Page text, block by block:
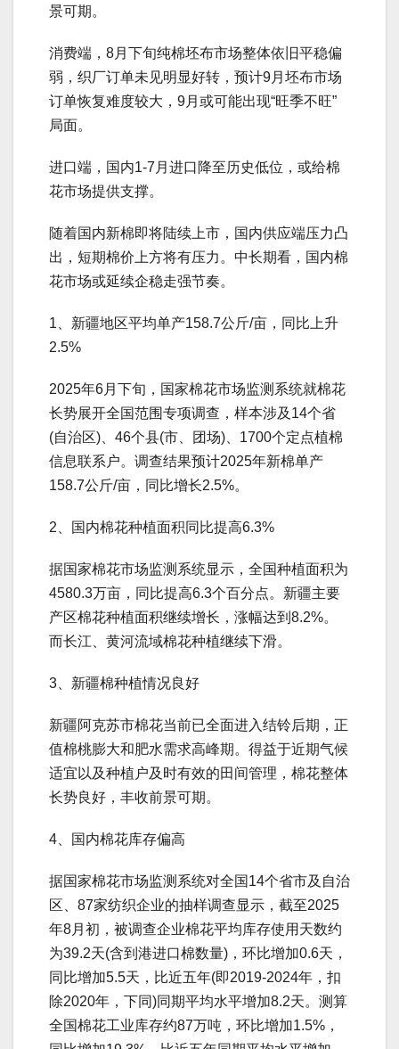
景可期。
消费端，8月下旬纯棉坯布市场整体依旧平稳偏
弱，织厂订单未见明显好转，预计9月坯布市场
订单恢复难度较大，9月或可能出现“旺季不旺”
局面。
进口端，国内1-7月进口降至历史低位，或给棉
花市场提供支撑。
随着国内新棉即将陆续上市，国内供应端压力凸
出，短期棉价上方将有压力。中长期看，国内棉
花市场或延续企稳走强节奏。
1、新疆地区平均单产158.7公斤/亩，同比上升
2.5%
2025年6月下旬，国家棉花市场监测系统就棉花
长势展开全国范围专项调查，样本涉及14个省
(自治区)、46个县(市、团场)、1700个定点植棉
信息联系户。调查结果预计2025年新棉单产
158.7公斤/亩，同比增长2.5%。
2、国内棉花种植面积同比提高6.3%
据国家棉花市场监测系统显示，全国种植面积为
4580.3万亩，同比提高6.3个百分点。新疆主要
产区棉花种植面积继续增长，涨幅达到8.2%。
而长江、黄河流域棉花种植继续下滑。
3、新疆棉种植情况良好
新疆阿克苏市棉花当前已全面进入结铃后期，正
值棉桃膨大和肥水需求高峰期。得益于近期气候
适宜以及种植户及时有效的田间管理，棉花整体
长势良好，丰收前景可期。
4、国内棉花库存偏高
据国家棉花市场监测系统对全国14个省市及自治
区、87家纺织企业的抽样调查显示，截至2025
年8月初，被调查企业棉花平均库存使用天数约
为39.2天(含到港进口棉数量)，环比增加0.6天，
同比增加5.5天，比近五年(即2019-2024年，扣
除2020年，下同)同期平均水平增加8.2天。测算
全国棉花工业库存约87万吨，环比增加1.5%，